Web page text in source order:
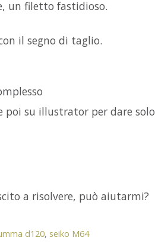
un filetto fastidioso.
il segno di taglio.
poi su illustrator per dare solo
a risolvere, può aiutarmi?
d120 seiko M64